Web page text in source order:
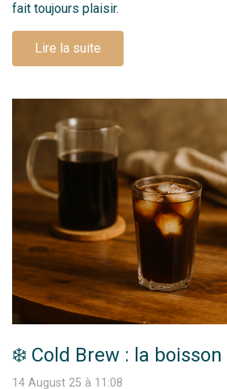
fait toujours plaisir.
Lire la suite
❄️ Cold Brew : la
14 August 25 à 11:08